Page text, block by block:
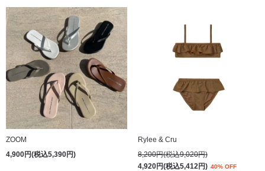
ZOOM
4,900円(税込5,390円)
Rylee & Cru
8,200円(税込9,020円)
4,920円(税込5,412円) 40% OFF